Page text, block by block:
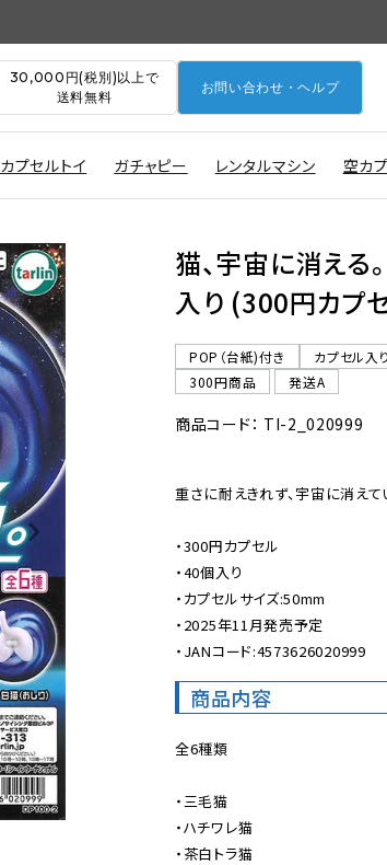
30,000円(税別)以上で
送料無料
お問い合わせ・ヘルプ
カプセルトイ ガチャピー レンタルマシン 空カ
猫、宇宙に消える
入り (300円カプ
POP（台紙)付き
カプセル入り
300円商品
発送A
商品コード： TI-2_020999
重さに耐えきれず、宇宙に消え
・300円カプセル
・40個入り
・カプセルサイズ:50mm
・2025年11月発売予定
・JANコード:4573626020999
商品内容
全6種類
・三毛猫
・ハチワレ猫
・茶白トラ猫